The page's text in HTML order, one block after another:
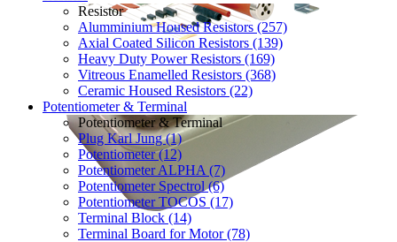
Resistor
Alumminium Housed Resistors (257)
Axial Coated Silicon Resistors (139)
Heavy Duty Power Resistors (169)
Vitreous Enamelled Resistors (368)
Ceramic Housed Resistors (22)
Potentiometer & Terminal
Potentiometer & Terminal
Plug Karl Jung (1)
Potentiometer (12)
Potentiometer ALPHA (7)
Potentiometer Spectrol (6)
Potentiometer TOCOS (17)
Terminal Block (14)
Terminal Board for Motor (78)